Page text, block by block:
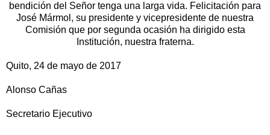
bendición del Señor tenga una larga vida. Felicitación para
José Mármol, su presidente y vicepresidente de nuestra
Comisión que por segunda ocasión ha dirigido esta
Institución, nuestra fraterna.
Quito, 24 de mayo de 2017
Alonso Cañas
Secretario Ejecutivo